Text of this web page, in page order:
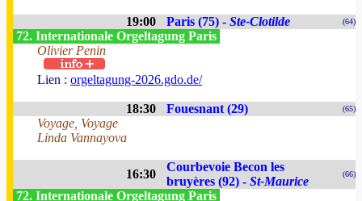
19:00 Paris (75) - Ste-Clotilde (64)
72. Internationale Orgeltagung Paris
Olivier Penin
Lien : orgeltagung-2026.gdo.de/
18:30 Fouesnant (29) (65)
Voyage, Voyage
Linda Vannayova
16:30
Courbevoie Becon les
bruyères (92) - St-Maurice
(66)
72. Internationale Orgeltagung Paris